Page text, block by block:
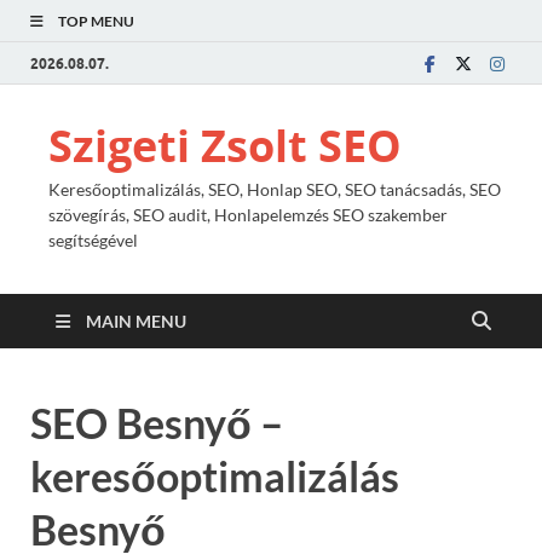
TOP MENU
2026.08.07.
Szigeti Zsolt SEO
Keresőoptimalizálás, SEO, Honlap SEO, SEO tanácsadás, SEO
szövegírás, SEO audit, Honlapelemzés SEO szakember
segítségével
MAIN MENU
SEO Besnyő –
keresőoptimalizálás
Besnyő